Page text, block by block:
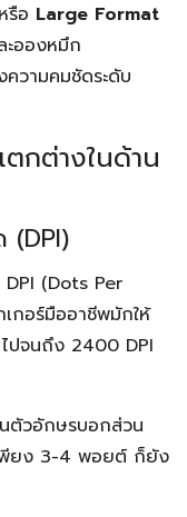
หรือ Large Format
ะอองหมึก
วามคมชัดระดับ
กต่างในด้าน
(DPI)
(Dots Per
กอร์มืออาชีพมักให้
ปจนถึง 2400 DPI
นตัวอักษรบอกส่วน
พียง 3-4 พอยต์ ก็ยัง